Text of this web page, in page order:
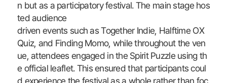
n but as a participatory festival. The main stage hos
ted audience
driven events such as Together Indie, Halftime OX
Quiz, and Finding Momo, while throughout the ven
ue, attendees engaged in the Spirit Puzzle using th
e official leaflet. This ensured that participants coul
d experience the festival as a whole rather than foc